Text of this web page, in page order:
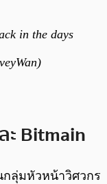
in the days
ะ Bitmain
กลุ่มหัวหน้าวิศวกร